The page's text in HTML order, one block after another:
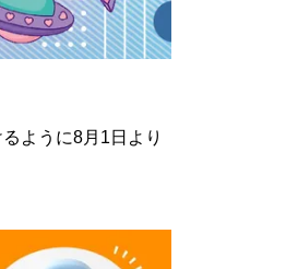
ように8月1日より